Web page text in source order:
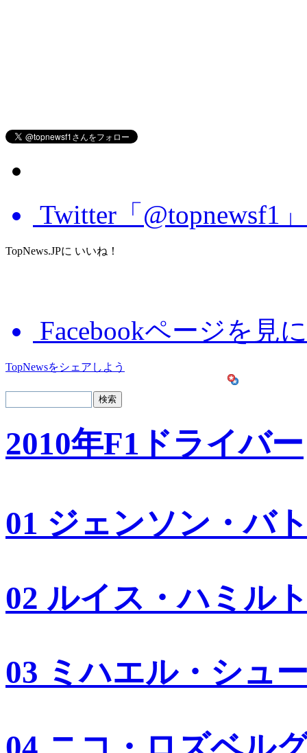
Twitter「@topnewsf1
TopNews.JPに いいね！
Facebookページを見
TopNewsをシェアしよう
2010年F1ドライバー
01 ジェンソン・バ
02 ルイス・ハミル
03 ミハエル・シュ